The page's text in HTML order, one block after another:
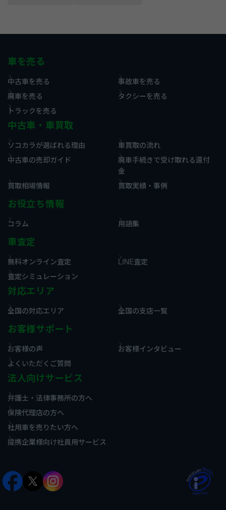
車を売る
中古車を売る
事故車を売る
廃車を売る
タクシーを売る
トラックを売る
中古車・車買取
ソコカラが選ばれる理由
車買取の流れ
中古車の売却ガイド
廃車手続きで受け取れる還付
金
買取相場情報
買取実績・事例
お役立ち情報
コラム 用語集
車査定
無料オンライン査定
LINE査定
査定シミュレーション
対応エリア
全国の対応エリア 全国の支店一覧
お客様サポート
お客様の声
お客様インタビュー
よくいただくご質問
法人向けサービス
弁護士・法律事務所の方へ
保険代理店の方へ
社用車を売りたい方へ
提携企業様向け社員用サービス